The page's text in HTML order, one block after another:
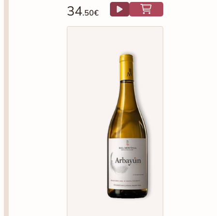
34.50€